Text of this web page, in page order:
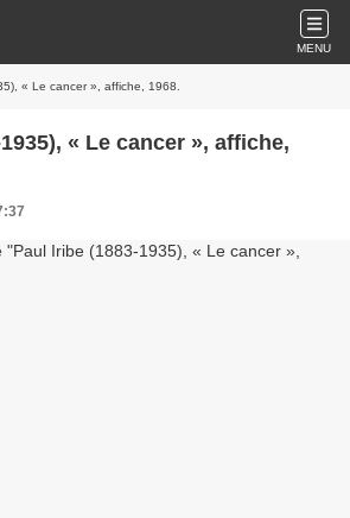
MENU
« Le cancer », affiche, 1968.
« Le cancer », affiche,